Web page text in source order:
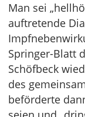
Man sei
auftretende
Springer-Blatt
Schöfbeck
des
beförderte